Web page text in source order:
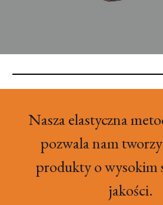
Nasza elastyczna
pozwala nam
produkty o wysokim
jakości.